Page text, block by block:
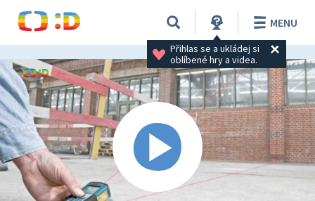
Přihlas se a ukládej si
oblíbené hry a videa.
MENU